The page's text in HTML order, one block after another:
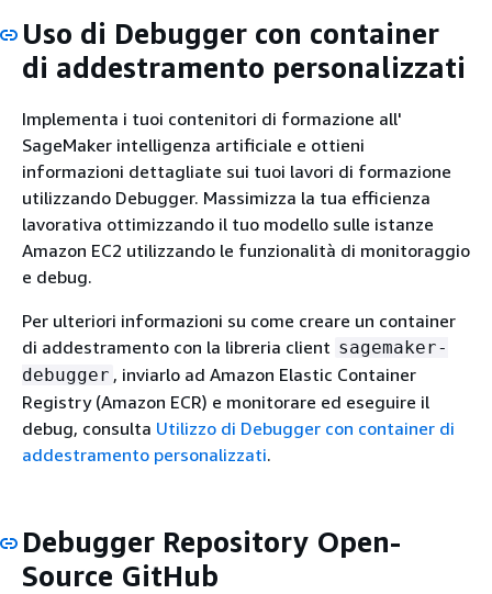
Uso di Debugger con container
di addestramento personalizzati
Implementa i tuoi contenitori di formazione all'
SageMaker intelligenza artificiale e ottieni
informazioni dettagliate sui tuoi lavori di formazione
utilizzando Debugger. Massimizza la tua efficienza
lavorativa ottimizzando il tuo modello sulle istanze
Amazon EC2 utilizzando le funzionalità di monitoraggio
e debug.
Per ulteriori informazioni su come creare un container
di addestramento con la libreria client sagemaker-
debugger , inviarlo ad Amazon Elastic Container
Registry (Amazon ECR) e monitorare ed eseguire il
debug, consulta Utilizzo di Debugger con container di
addestramento personalizzati.
Debugger Repository Open-
Source GitHub